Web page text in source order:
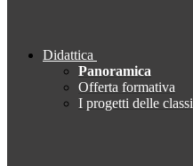
Didattica
Panoramica
Offerta formativa
I progetti delle classi